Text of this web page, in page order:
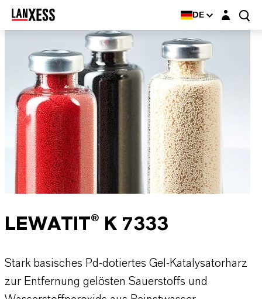
DE Login-Maske
LEWATIT® K 7333
Stark basisches Pd-dotiertes Gel-Katalysatorharz
zur Entfernung gelösten Sauerstoffs und